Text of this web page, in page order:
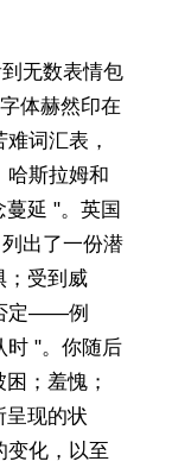
无数表情包
体赫然印在
词汇表，
哈斯拉姆和
延 "。英国
出了一份潜
；受到威
定——例
时 "。你随后
；羞愧；
现的状
变化，以至